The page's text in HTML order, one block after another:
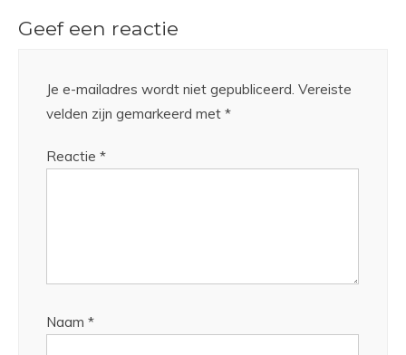
Geef een reactie
Je e-mailadres wordt niet gepubliceerd. Vereiste
velden zijn gemarkeerd met *
Reactie *
Naam *